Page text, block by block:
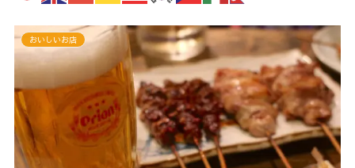
おいしいお店